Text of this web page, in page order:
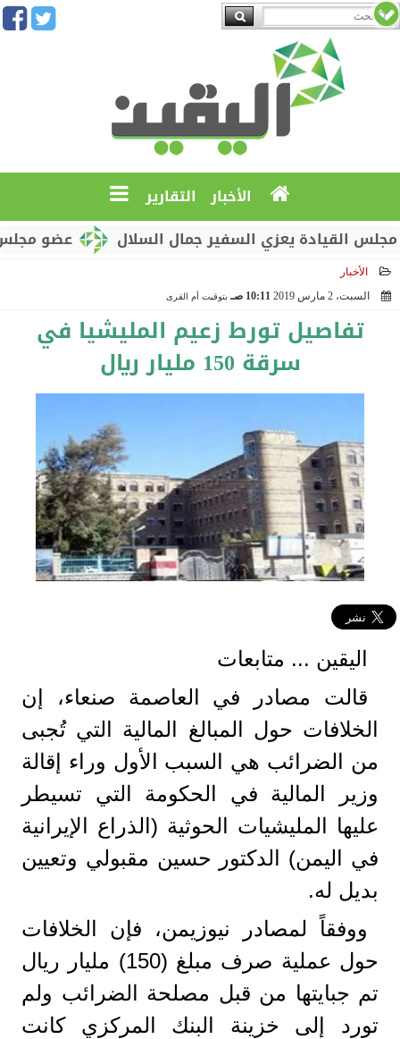
الأخبار التقارير
عضو مجلس
يعزي السفير جمال السلال
الأخبار
السبت، 2 مارس 2019
10:11 صـ بتوقيت أم القرى
تفاصيل تورط زعيم المليشيا في
سرقة 150 مليار ريال
اليقين ... متابعات
قالت مصادر في العاصمة صنعاء، إن
الخلافات حول المبالغ المالية التي تُجبى
من الضرائب هي السبب الأول وراء إقالة
وزير المالية في الحكومة التي تسيطر
عليها المليشيات الحوثية (الذراع الإيرانية
في اليمن) الدكتور حسين مقبولي وتعيين
بديل له.
ووفقاً لمصادر نيوزيمن، فإن الخلافات
حول عملية صرف مبلغ (150) مليار ريال
تم جبايتها من قبل مصلحة الضرائب ولم
تورد إلى خزينة البنك المركزي كانت